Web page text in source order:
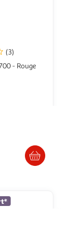
(3)
- Rouge
2 semaines